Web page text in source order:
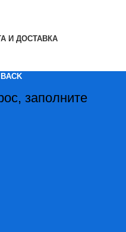
И ДОСТАВКА
заполните